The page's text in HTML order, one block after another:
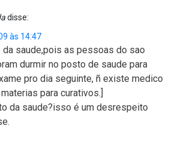
disse:
às 14:47
saude,pois as pessoas do sao
durmir no posto de saude para
pro dia seguinte, ñ existe medico
para curativos.]
da saude?isso é um desrespeito